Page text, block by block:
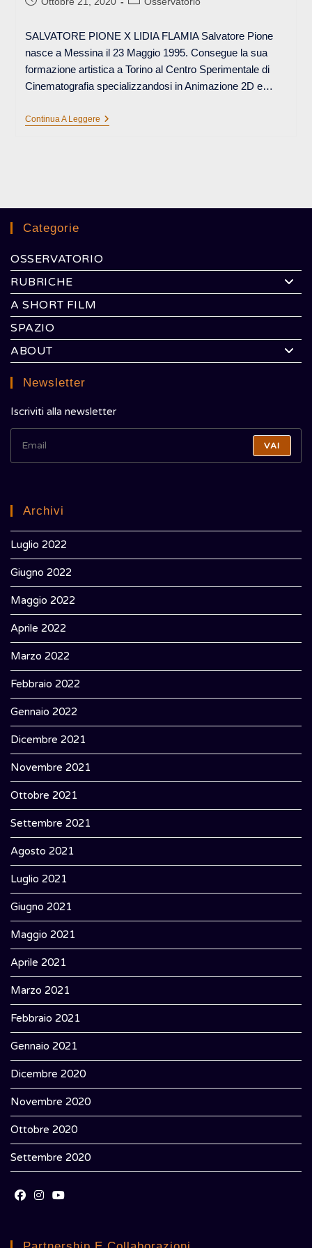
SALVATORE PIONE X LIDIA FLAMIA Salvatore Pione
nasce a Messina il 23 Maggio 1995. Consegue la sua
formazione artistica a Torino al Centro Sperimentale di
Cinematografia specializzandosi in Animazione 2D e…
Continua A LeggereIL
Categorie
OSSERVATORIO
RUBRICHE
A SHORT FILM
SPAZIO
ABOUT
Newsletter
Iscriviti alla newsletter
VAI
Archivi
Luglio 2022
Giugno 2022
Maggio 2022
Aprile 2022
Marzo 2022
Febbraio 2022
Gennaio 2022
Dicembre 2021
Novembre 2021
Ottobre 2021
Settembre 2021
Agosto 2021
Luglio 2021
Giugno 2021
Maggio 2021
Aprile 2021
Marzo 2021
Febbraio 2021
Gennaio 2021
Dicembre 2020
Novembre 2020
Ottobre 2020
Settembre 2020